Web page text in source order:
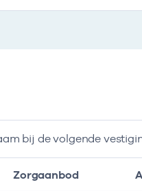
bij de volgende
Zorgaanbod